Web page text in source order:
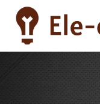
content
ele-comp